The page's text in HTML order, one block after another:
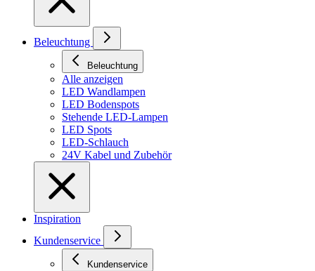
Beleuchtung
Beleuchtung
Alle anzeigen
LED Wandlampen
LED Bodenspots
Stehende LED-Lampen
LED Spots
LED-Schlauch
24V Kabel und Zubehör
Inspiration
Kundenservice
Kundenservice